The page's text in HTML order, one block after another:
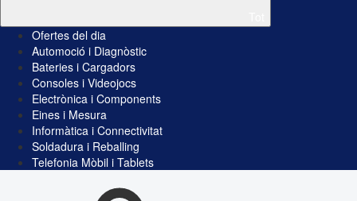
Ofertes del dia
Automoció i Diagnòstic
Bateries i Cargadors
Consoles i Videojocs
Electrònica i Components
Eines i Mesura
Informàtica i Connectivitat
Soldadura i Reballing
Telefonia Mòbil i Tablets